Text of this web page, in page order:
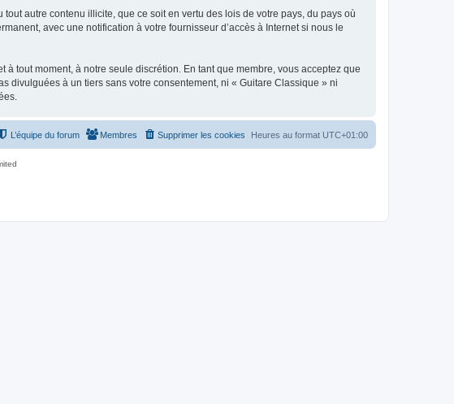
autre contenu illicite, que ce soit en vertu des lois de votre pays, du pays où
avec une notification à votre fournisseur d’accès à Internet si nous le
tout moment, à notre seule discrétion. En tant que membre, vous acceptez que
divulguées à un tiers sans votre consentement, ni « Guitare Classique » ni
Heures au format UTC+01:00
Supprimer les cookies
Membres
L’équipe du forum